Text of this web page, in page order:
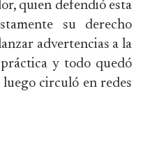
quien defendió esta
su derecho
advertencias a la
y todo quedó
circuló en redes